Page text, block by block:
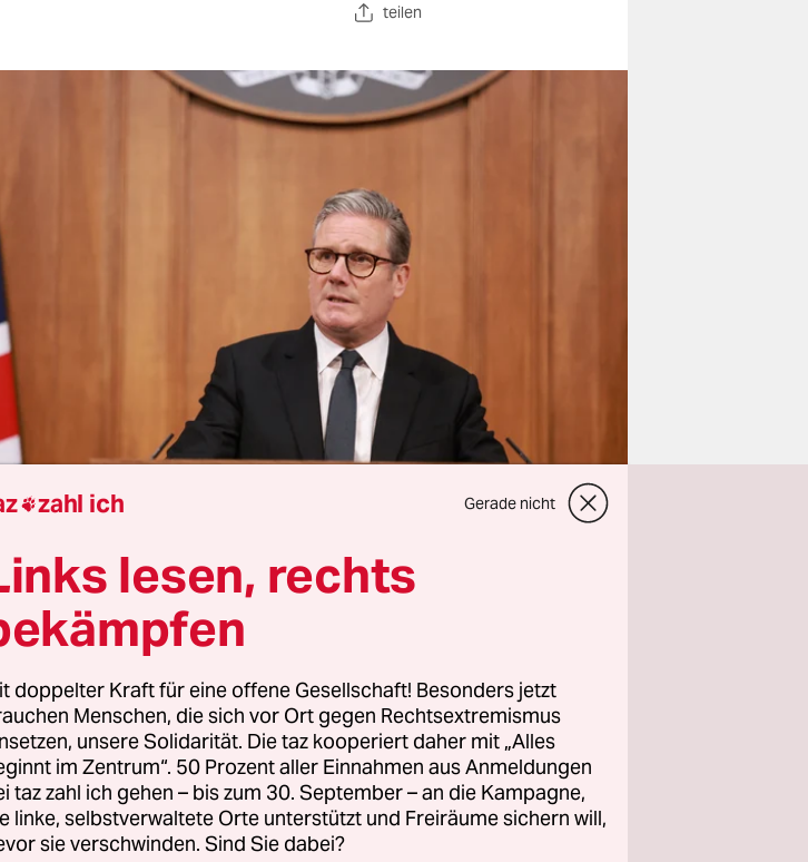
teilen
Überfremdung warnt und
Vorgänger endlich Ordnung zu
unter Kontrolle zu bekommen und
– wo würde man den politisch
in Zeiten desaströser
von Großbritanniens Labour-
zahl ich Gerade nicht
lesen, rechts
doppelter Kraft für eine offene Gesellschaft! Besonders jetzt
Menschen, die sich vor Ort gegen Rechtsextremismus
unsere Solidarität. Die taz kooperiert daher mit „Alles
im Zentrum“. 50 Prozent aller Einnahmen aus Anmeldungen
taz zahl ich gehen – bis zum 30. September – an die Kampagne,
linke, selbstverwaltete Orte unterstützt und Freiräume sichern will,
sie verschwinden. Sind Sie dabei?